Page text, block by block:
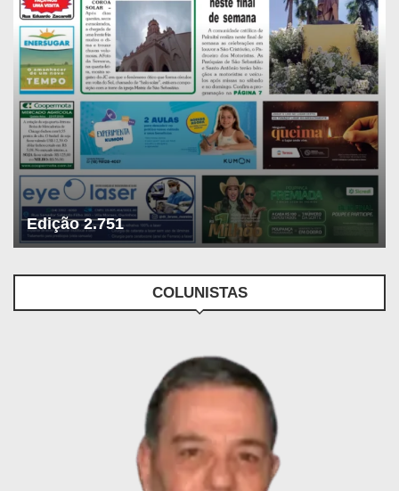
Edição 2.751
COLUNISTAS